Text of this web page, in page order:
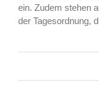
ein. Zudem stehen
der Tagesordnung,